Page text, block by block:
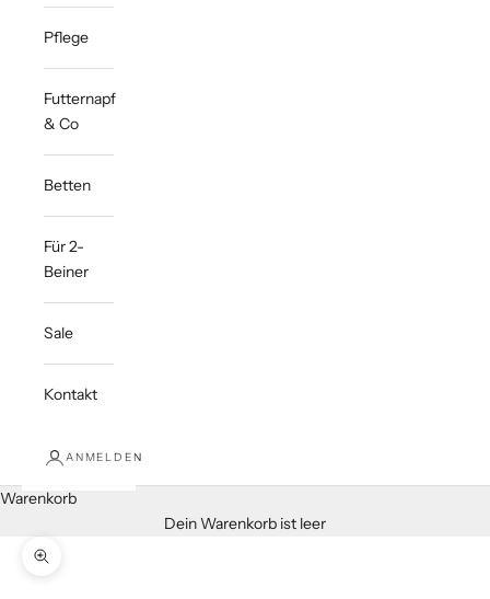
Pflege
Futternapf
& Co
Betten
Für 2-
Beiner
Sale
Kontakt
ANMELDEN
Warenkorb
Dein Warenkorb ist leer
Bild vergrößern